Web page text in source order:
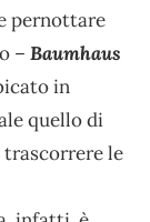
pernottare
– Baumhaus
in
quello di
trascorrere le